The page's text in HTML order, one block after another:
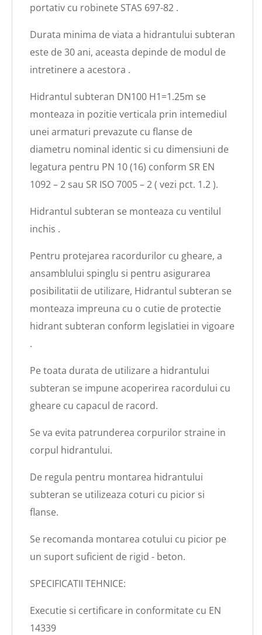
portativ cu robinete STAS 697-82 .
Durata minima de viata a hidrantului subteran
este de 30 ani, aceasta depinde de modul de
intretinere a acestora .
Hidrantul subteran DN100 H1=1.25m se
monteaza in pozitie verticala prin intemediul
unei armaturi prevazute cu flanse de
diametru nominal identic si cu dimensiuni de
legatura pentru PN 10 (16) conform SR EN
1092 – 2 sau SR ISO 7005 – 2 ( vezi pct. 1.2 ).
Hidrantul subteran se monteaza cu ventilul
inchis .
Pentru protejarea racordurilor cu gheare, a
ansamblului spinglu si pentru asigurarea
posibilitatii de utilizare, Hidrantul subteran se
monteaza impreuna cu o cutie de protectie
hidrant subteran conform legislatiei in vigoare
.
Pe toata durata de utilizare a hidrantului
subteran se impune acoperirea racordului cu
gheare cu capacul de racord.
Se va evita patrunderea corpurilor straine in
corpul hidrantului.
De regula pentru montarea hidrantului
subteran se utilizeaza coturi cu picior si
flanse.
Se recomanda montarea cotului cu picior pe
un suport suficient de rigid - beton.
SPECIFICATII TEHNICE:
Executie si certificare in conformitate cu EN
14339